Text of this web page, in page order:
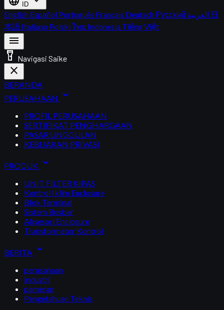
ID
English Español Português Français Deutsch Русский
日
本語 Italiano Polskiไทย Indonesia Tiếng Việt
menu
flashlight_on Navigasi Saike
close
BERANDA
PERUSAHAAN expand_more
PROFIL PERUSAHAAN
SERTIFIKAT PENGHARGAAN
PASAR UNGGULAN
KEBIJAKAN PRIVASI
PRODUK expand_more
UNIT FILTER KIPAS
Kontrol Iklim Enclosure
Blok Terminal
Sistem Busbar
Aksesori Enclosure
Transformator Kontrol
BERITA expand_more
perusahaan
industri
pameran
Pengetahuan Teknis